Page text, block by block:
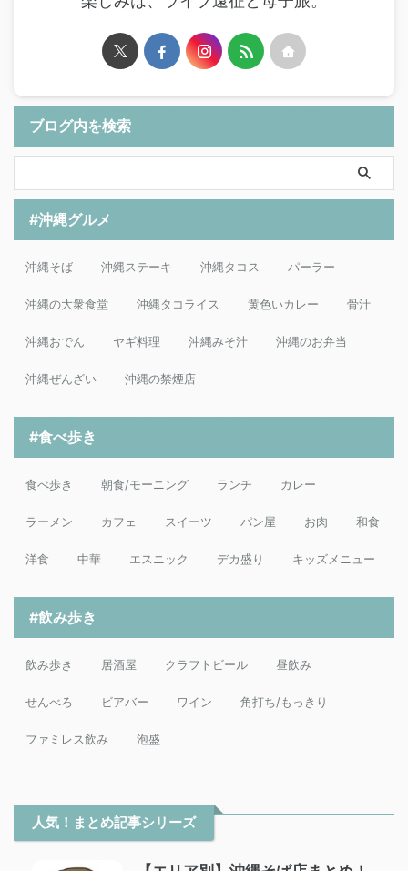
ブログ内を検索
#沖縄グルメ
沖縄そば 沖縄ステーキ 沖縄タコス パーラー
沖縄の大衆食堂 沖縄タコライス 黄色いカレー 骨汁
沖縄おでん ヤギ料理 沖縄みそ汁 沖縄のお弁当
沖縄ぜんざい 沖縄の禁煙店
#食べ歩き
食べ歩き 朝食/モーニング ランチ カレー
ラーメン カフェ スイーツ パン屋 お肉 和食
洋食 中華 エスニック デカ盛り キッズメニュー
#飲み歩き
飲み歩き 居酒屋 クラフトビール 昼飲み
せんべろ ビアバー ワイン 角打ち/もっきり
ファミレス飲み 泡盛
人気！まとめ記事シリーズ